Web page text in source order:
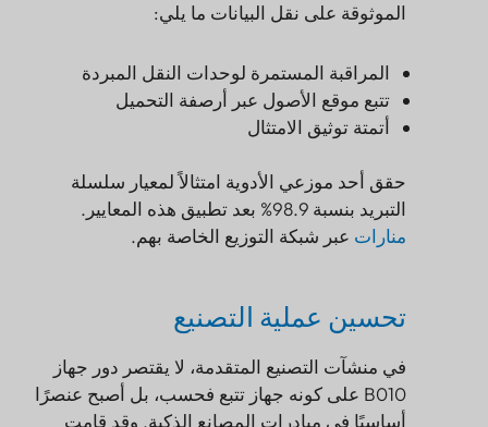
الموثوقة على نقل البيانات ما يلي:
المراقبة المستمرة لوحدات النقل المبردة
تتبع موقع الأصول عبر أرصفة التحميل
أتمتة توثيق الامتثال
حقق أحد موزعي الأدوية امتثالاً لمعيار سلسلة
التبريد بنسبة 98.9% بعد تطبيق هذه المعايير.
منارات عبر شبكة التوزيع الخاصة بهم.
تحسين عملية التصنيع
في منشآت التصنيع المتقدمة، لا يقتصر دور جهاز
B010 على كونه جهاز تتبع فحسب، بل أصبح عنصرًا
أساسيًا في مبادرات المصانع الذكية. وقد قامت